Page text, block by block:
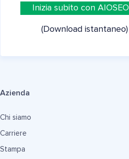
Inizia subito con AIOSEO
(Download istantaneo)
Azienda
Chi siamo
Carriere
Stampa